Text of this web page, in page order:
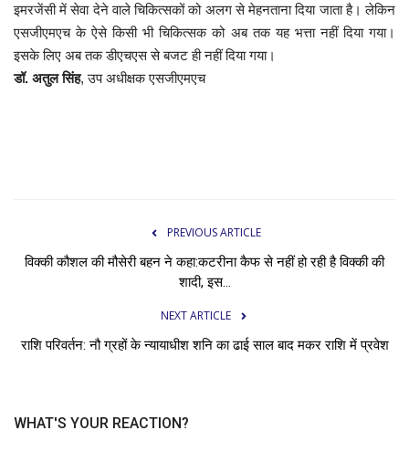
इमरजेंसी में सेवा देने वाले चिकित्सकों को अलग से मेहनताना दिया जाता है। लेकिन
एसजीएमएच के ऐसे किसी भी चिकित्सक को अब तक यह भत्ता नहीं दिया गया।
इसके लिए अब तक डीएचएस से बजट ही नहीं दिया गया।
डॉ. अतुल सिंह, उप अधीक्षक एसजीएमएच
PREVIOUS ARTICLE
विक्की कौशल की मौसेरी बहन ने कहा:कटरीना कैफ से नहीं हो रही है विक्की की
शादी, इस...
NEXT ARTICLE
राशि परिवर्तन: नौ ग्रहों के न्यायाधीश शनि का ढाई साल बाद मकर राशि में प्रवेश
WHAT'S YOUR REACTION?